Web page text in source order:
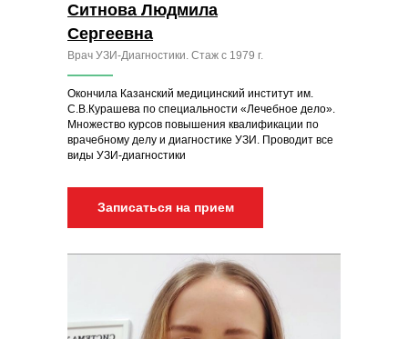
Записаться на прием
Окончила Казанский медицинский институт им.
С.В.Курашева по специальности «Лечебное дело».
Множество курсов повышения квалификации по
врачебному делу и диагностике УЗИ. Проводит все
виды УЗИ-диагностики
Врач УЗИ-Диагностики. Стаж с 1979 г.
Ситнова Людмила
Сергеевна